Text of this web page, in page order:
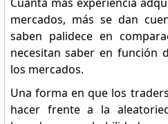
mercados, más se dan
saben palidece en
necesitan saber en función
los mercados.
Una forma en que los
hacer frente a la